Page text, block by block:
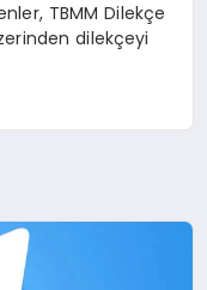
TBMM Dilekçe
dilekçeyi